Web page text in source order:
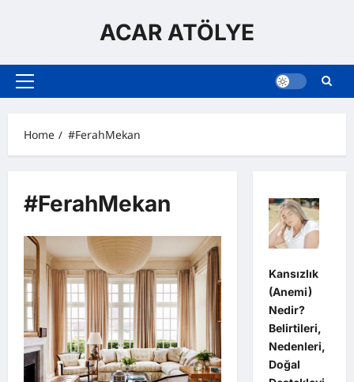
ACAR ATÖLYE
Primary
Home
#FerahMekan
#FerahMekan
Kansızlık
(Anemi)
Nedir?
Belirtileri,
Nedenleri,
Doğal